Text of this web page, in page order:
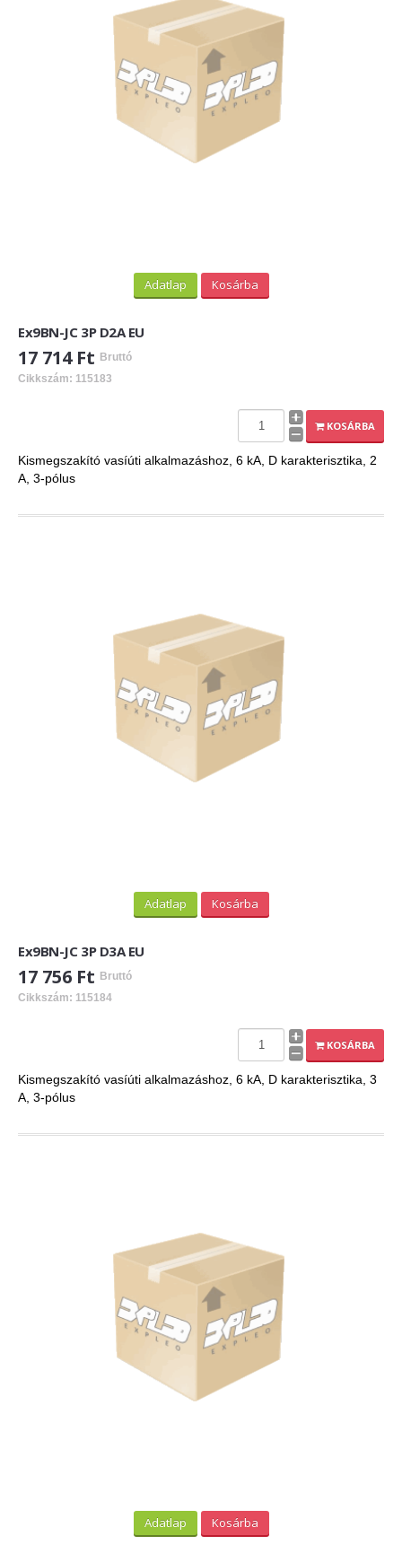
Adatlap Kosárba
Ex9BN-JC 3P D2A EU
17 714 Ft Bruttó
Cikkszám: 115183
KOSÁRBA
Kismegszakító vasíúti alkalmazáshoz, 6 kA, D karakterisztika, 2
A, 3-pólus
Adatlap Kosárba
Ex9BN-JC 3P D3A EU
17 756 Ft Bruttó
Cikkszám: 115184
KOSÁRBA
Kismegszakító vasíúti alkalmazáshoz, 6 kA, D karakterisztika, 3
A, 3-pólus
Adatlap Kosárba